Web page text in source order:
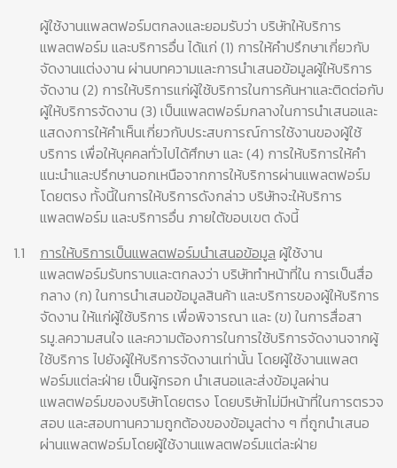
ผู้ใช้งานแพลตฟอร์มตกลงและยอมรับว่า บริษัทให้บริการ
แพลตฟอร์ม และบริการอื่น ได้แก่ (1) การให้คำปรึกษาเกี่ยวกับ
จัดงานแต่งงาน ผ่านบทความและการนำเสนอข้อมูลผู้ให้บริการ
จัดงาน (2) การให้บริการแก่ผู้ใช้บริการในการค้นหาและติดต่อกับ
ผู้ให้บริการจัดงาน (3) เป็นแพลตฟอร์มกลางในการนำเสนอและ
แสดงการให้คำเห็นเกี่ยวกับประสบการณ์การใช้งานของผู้ใช้
บริการ เพื่อให้บุคคลทั่วไปได้ศึกษา และ (4) การให้บริการให้คำ
แนะนำและปรึกษานอกเหนือจากการให้บริการผ่านแพลตฟอร์ม
โดยตรง ทั้งนี้ในการให้บริการดังกล่าว บริษัทจะให้บริการ
แพลตฟอร์ม และบริการอื่น ภายใต้ขอบเขต ดังนี้
1.1
การให้บริการเป็นแพลตฟอร์มนำเสนอข้อมูล ผู้ใช้งาน
แพลตฟอร์มรับทราบและตกลงว่า บริษัททำหน้าที่ใน การเป็นสื่อ
กลาง (ก) ในการนำเสนอข้อมูลสินค้า และบริการของผู้ให้บริการ
จัดงาน ให้แก่ผู้ใช้บริการ เพื่อพิจารณา และ (ข) ในการสื่อสา
รมู.ลความสนใจ และความต้องการในการใช้บริการจัดงานจากผู้
ใช้บริการ ไปยังผู้ให้บริการจัดงานเท่านั้น โดยผู้ใช้งานแพลต
ฟอร์มแต่ละฝ่าย เป็นผู้กรอก นำเสนอและส่งข้อมูลผ่าน
แพลตฟอร์มของบริษัทโดยตรง โดยบริษัทไม่มีหน้าที่ในการตรวจ
สอบ และสอบทานความถูกต้องของข้อมูลต่าง ๆ ที่ถูกนำเสนอ
ผ่านแพลตฟอร์มโดยผู้ใช้งานแพลตฟอร์มแต่ละฝ่าย